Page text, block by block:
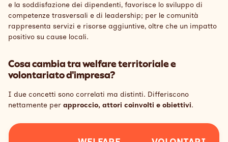
e la soddisfazione dei dipendenti, favorisce lo sviluppo di
competenze trasversali e di leadership; per le comunità
rappresenta servizi e risorse aggiuntive, oltre che un impatto
positivo su cause locali.
Cosa cambia tra welfare territoriale e
volontariato d'impresa?
I due concetti sono correlati ma distinti. Differiscono
nettamente per approccio, attori coinvolti e obiettivi.